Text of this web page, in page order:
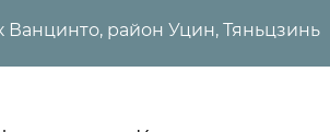
район Уцин, Тяньцзинь